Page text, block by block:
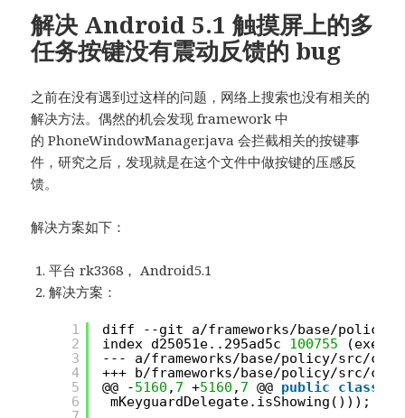
解决 Android 5.1 触摸屏上的多
任务按键没有震动反馈的 bug
之前在没有遇到过这样的问题，网络上搜索也没有相关的
解决方法。偶然的机会发现 framework 中
的 PhoneWindowManager.java 会拦截相关的按键事
件，研究之后，发现就是在这个文件中做按键的压感反
馈。
解决方案如下：
平台 rk3368， Android5.1
解决方案：
1
2
3
4
5
6
diff --git a/frameworks/base/policy/
index d25051e..295ad5c 100755
--- a/frameworks/base/policy/src/com/
+++ b/frameworks/base/policy/src/
@@ -5160 , 7 +5160 , 7 @@ public class
mKeyguardDelegate.isShowing()));